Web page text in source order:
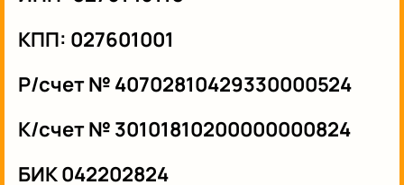
КПП: 027601001
Р/счет№ 40702810429330000524
К/счет№ 30101810200000000824
БИК042202824